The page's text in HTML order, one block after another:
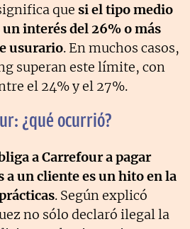
que si el tipo medio
interés del 26% o más
usurario. En muchos casos,
superan este límite, con
el 24% y el 27%.
¿qué ocurrió?
a Carrefour a pagar
a un cliente es un hito en la
. Según explicó
no sólo declaró ilegal la